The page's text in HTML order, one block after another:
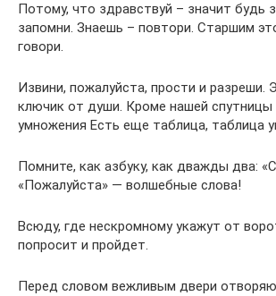
Потому, что здравствуй – значит будь
запомни. Знаешь – повтори. Старшим
говори.
Извини, пожалуйста, прости и разреши.
ключик от души. Кроме нашей
умножения Есть еще таблица, таблица
Помните, как азбуку, как дважды два:
«Пожалуйста» — волшебные слова!
Всюду, где нескромному укажут от
попросит и пройдет.
Перед словом вежливым двери